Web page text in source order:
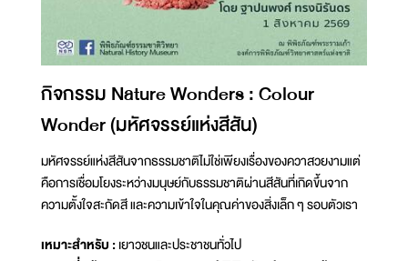
กิจกรรม Nature Wonders : Colour
Wonder (มหัศจรรย์แห่งสีสัน)
มหัศจรรย์แห่งสีสันจากธรรมชาติไม่ใช่เพียงเรื่องของควาสวยงามแต่
คือการเชื่อมโยงระหว่างมนุษย์กับธรรมชาติผ่านสีสันที่เกิดขึ้นจาก
ความตั้งใจสะกัดสี และความเข้าใจในคุณค่าของสิ่งเล็ก ๆ รอบตัวเรา
เหมาะสำหรับ :เยาวชนและประชาชนทั่วไป